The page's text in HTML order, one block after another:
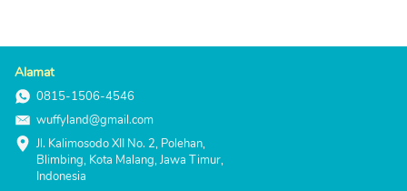
Alamat
0815-1506-4546
wuffyland@gmail.com
Jl. Kalimosodo XII No. 2, Polehan,
Blimbing, Kota Malang, Jawa Timur,
Indonesia